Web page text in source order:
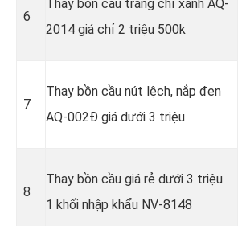
6
Thay bồn cầu trắng chỉ xanh AQ-
2014 giá chỉ 2 triệu 500k
7
Thay bồn cầu nút lệch, nắp đen
AQ-002Đ giá dưới 3 triệu
8
Thay bồn cầu giá rẻ dưới 3 triệu
1 khối nhập khẩu NV-8148